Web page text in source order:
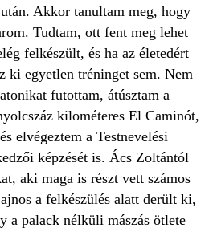
Akkor tanultam meg, hogy
Tudtam, ott fent meg lehet
felkészült, és ha az életedért
ki egyetlen tréninget sem. Nem
futottam, átúsztam a
kilométeres El Caminót,
elvégeztem a Testnevelési
képzését is. Ács Zoltántól
aki maga is részt vett számos
a felkészülés alatt derült ki,
a palack nélküli mászás ötlete